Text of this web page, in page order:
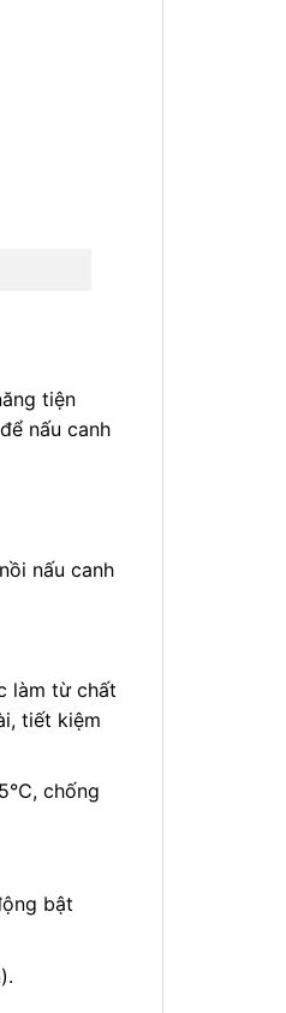
tiện
nấu canh
nấu canh
làm từ chất
tiết kiệm
chống
bật